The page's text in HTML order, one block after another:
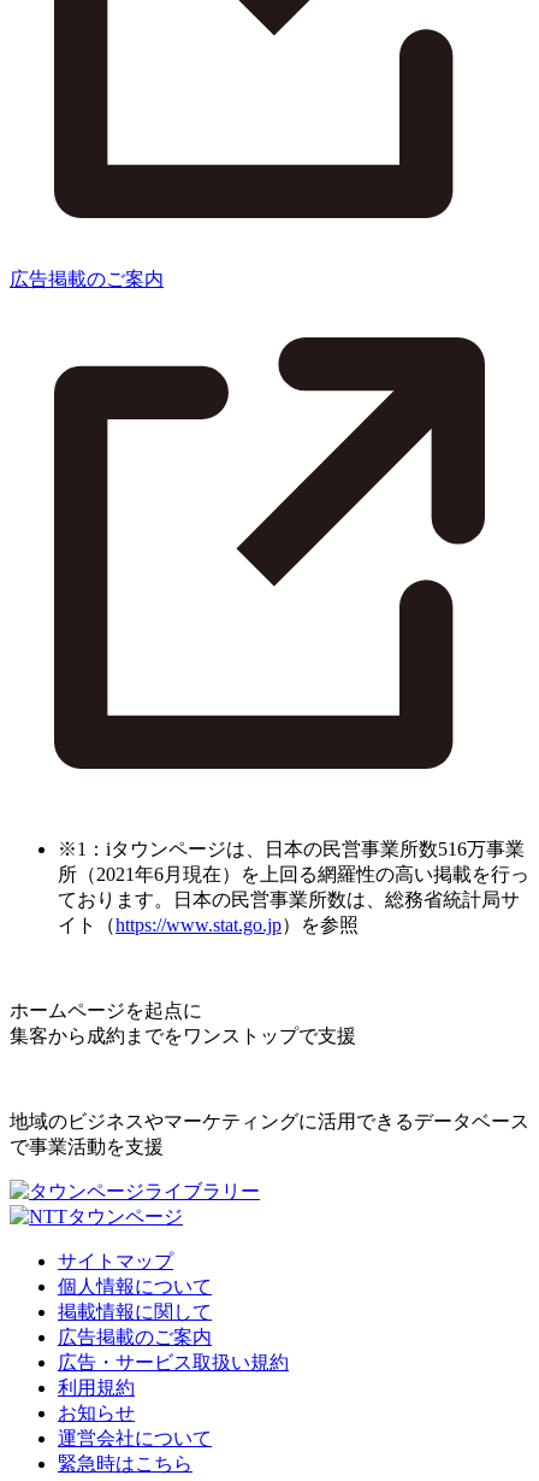
広告掲載のご案内
※1：iタウンページは、日本の民営事業所数516万事業
所（2021年6月現在）を上回る網羅性の高い掲載を行っ
ております。日本の民営事業所数は、総務省統計局サ
イト（https://www.stat.go.jp）を参照
ホームページを起点に
集客から成約までをワンストップで支援
地域のビジネスやマーケティングに活用できるデータベース
で事業活動を支援
サイトマップ
個人情報について
掲載情報に関して
広告掲載のご案内
広告・サービス取扱い規約
利用規約
お知らせ
運営会社について
緊急時はこちら